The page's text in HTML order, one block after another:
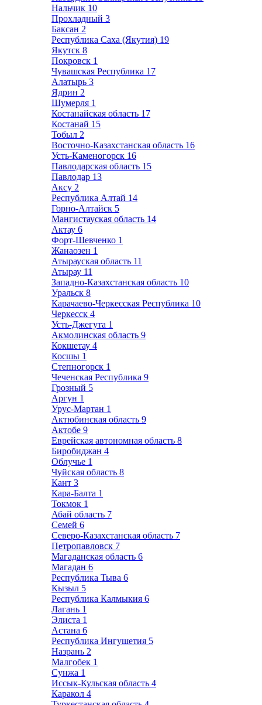
Нальчик 10
Прохладный 3
Баксан 2
Республика Саха (Якутия) 19
Якутск 8
Покровск 1
Чувашская Республика 17
Алатырь 3
Ядрин 2
Шумерля 1
Костанайская область 17
Костанай 15
Тобыл 2
Восточно-Казахстанская область 16
Усть-Каменогорск 16
Павлодарская область 15
Павлодар 13
Аксу 2
Республика Алтай 14
Горно-Алтайск 5
Мангистауская область 14
Актау 6
Форт-Шевченко 1
Жанаозен 1
Атырауская область 11
Атырау 11
Западно-Казахстанская область 10
Уральск 8
Карачаево-Черкесская Республика 10
Черкесск 4
Усть-Джегута 1
Акмолинская область 9
Кокшетау 4
Косшы 1
Степногорск 1
Чеченская Республика 9
Грозный 5
Аргун 1
Урус-Мартан 1
Актюбинская область 9
Актобе 9
Еврейская автономная область 8
Биробиджан 4
Облучье 1
Чуйская область 8
Кант 3
Кара-Балта 1
Токмок 1
Абай область 7
Семей 6
Северо-Казахстанская область 7
Петропавловск 7
Магаданская область 6
Магадан 6
Республика Тыва 6
Кызыл 5
Республика Калмыкия 6
Лагань 1
Элиста 1
Астана 6
Республика Ингушетия 5
Назрань 2
Малгобек 1
Сунжа 1
Иссык-Кульская область 4
Каракол 4